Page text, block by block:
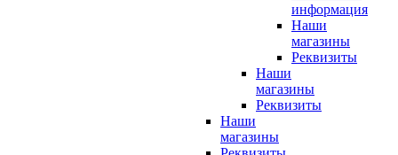
информация
Наши
магазины
Реквизиты
Наши
магазины
Реквизиты
Наши
магазины